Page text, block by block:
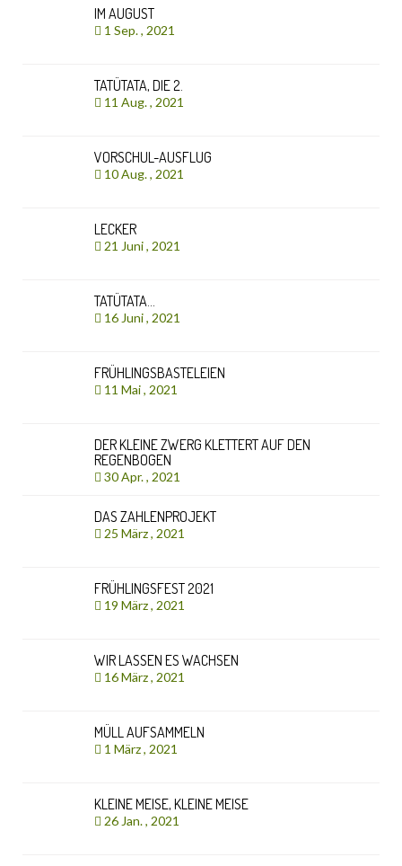
IM AUGUST
1 Sep. , 2021
TATÜTATA, DIE 2.
11 Aug. , 2021
VORSCHUL-AUSFLUG
10 Aug. , 2021
LECKER
21 Juni , 2021
TATÜTATA…
16 Juni , 2021
FRÜHLINGSBASTELEIEN
11 Mai , 2021
DER KLEINE ZWERG KLETTERT AUF DEN
REGENBOGEN
30 Apr. , 2021
DAS ZAHLENPROJEKT
25 März , 2021
FRÜHLINGSFEST 2021
19 März , 2021
WIR LASSEN ES WACHSEN
16 März , 2021
MÜLL AUFSAMMELN
1 März , 2021
KLEINE MEISE, KLEINE MEISE
26 Jan. , 2021